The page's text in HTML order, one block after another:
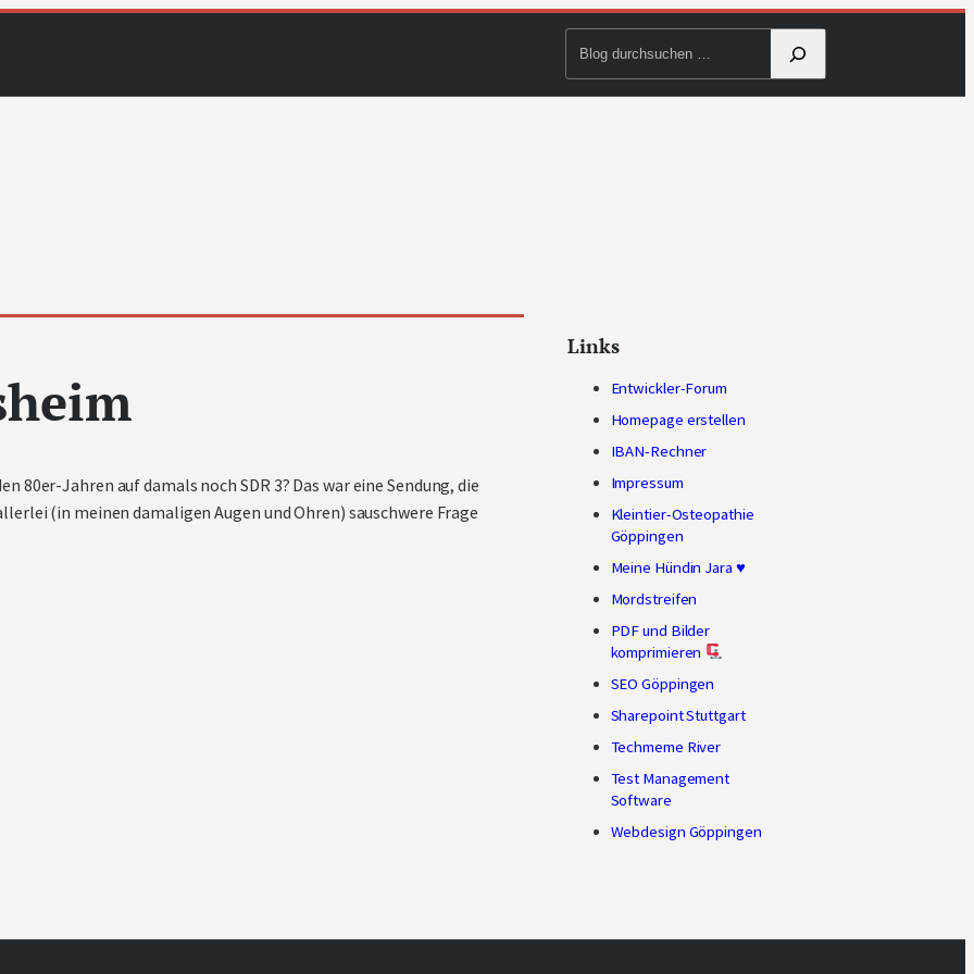
durchsuchen
80er-Jahren auf damals noch SDR 3? Das war eine Sendung, die
(in meinen damaligen Augen und Ohren) sauschwere Frage
Links
Entwickler-Forum
Homepage erstellen
IBAN-Rechner
Impressum
Kleintier-Osteopathie
Göppingen
Meine Hündin Jara ♥
Mordstreifen
PDF und Bilder
komprimieren
SEO Göppingen
Sharepoint Stuttgart
Techmeme River
Test Management
Software
Webdesign Göppingen